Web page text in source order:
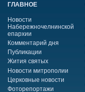
ГЛАВНОЕ
Новости
Набережночелнинской
епархии
Комментарий дня
Публикации
Жития святых
Новости митрополии
Церковные новости
Фоторепортажи